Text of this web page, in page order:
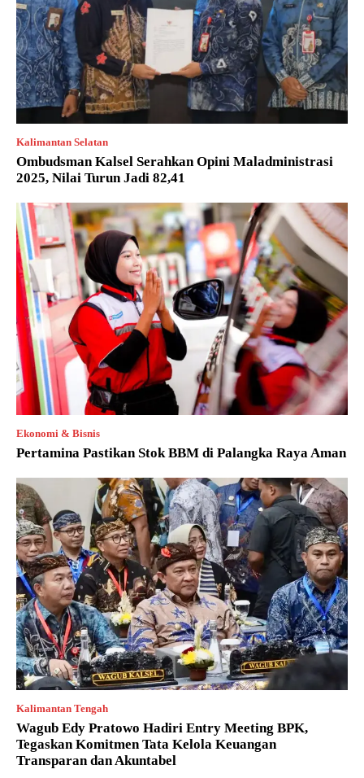
Kalimantan Selatan
Ombudsman Kalsel Serahkan Opini Maladministrasi
2025, Nilai Turun Jadi 82,41
Ekonomi & Bisnis
Pertamina Pastikan Stok BBM di Palangka Raya Aman
Kalimantan Tengah
Wagub Edy Pratowo Hadiri Entry Meeting BPK,
Tegaskan Komitmen Tata Kelola Keuangan
Transparan dan Akuntabel